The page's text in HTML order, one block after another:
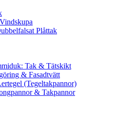
Plåttak
Tak & Tätskikt
& Fasadtvätt
(Tegeltakpannor)
& Takpannor